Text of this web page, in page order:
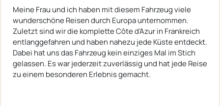
Meine Frau und ich haben mit diesem Fahrzeug viele
wunderschöne Reisen durch Europa unternommen.
Zuletzt sind wir die komplette Côte d’Azur in Frankreich
entlanggefahren und haben nahezu jede Küste entdeckt.
Dabei hat uns das Fahrzeug kein einziges Mal im Stich
gelassen. Es war jederzeit zuverlässig und hat jede Reise
zu einem besonderen Erlebnis gemacht.